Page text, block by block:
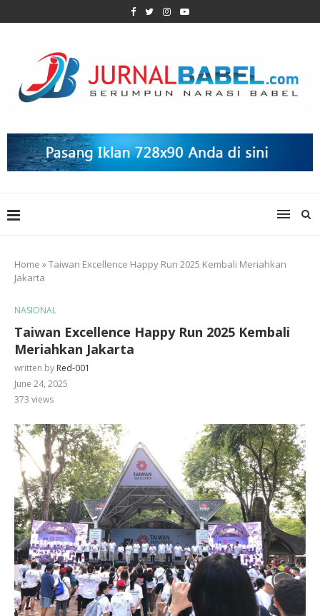
Home »Taiwan Excellence Happy Run 2025 Kembali Meriahkan
Jakarta
NASIONAL
Taiwan Excellence Happy Run 2025 Kembali
Meriahkan Jakarta
written by Red-001
June 24, 2025
373 views